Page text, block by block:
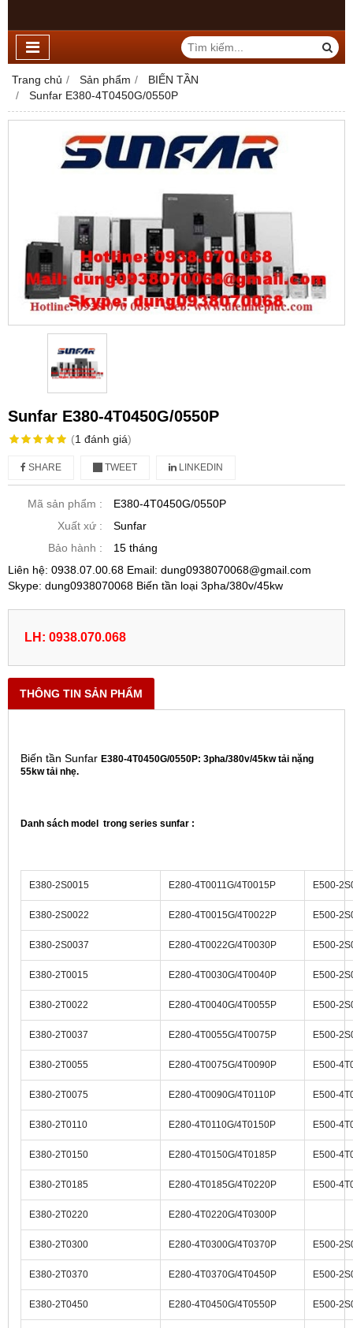
Trang chủ Sản phẩm
BIẾN TẦN
Sunfar E380-4T0450G/0550P
Sunfar E380-4T0450G/0550P
(1 đánh giá)
SHARE TWEET LINKEDIN
Mã sản phẩm :
E380-4T0450G/0550P
Xuất xứ :
Sunfar
Bảo hành :
15 tháng
Liên hệ: 0938.07.00.68 Email: dung0938070068@gmail.com
Skype: dung0938070068 Biến tần loại 3pha/380v/45kw
LH: 0938.070.068
THÔNG TIN SẢN PHẨM
Biến tần Sunfar E380-4T0450G/0550P: 3pha/380v/45kw tải nặng
55kw tải nhẹ.
Danh sách model trong series sunfar :
E380-2S0015 E280-4T0011G/4T0015P E500-
E380-2S0022 E280-4T0015G/4T0022P E500-
E380-2S0037 E280-4T0022G/4T0030P E500-
E380-2T0015 E280-4T0030G/4T0040P E500-
E380-2T0022 E280-4T0040G/4T0055P E500-
E380-2T0037 E280-4T0055G/4T0075P E500-
E380-2T0055 E280-4T0075G/4T0090P E500-
E380-2T0075 E280-4T0090G/4T0110P E500-
E380-2T0110 E280-4T0110G/4T0150P E500-
E380-2T0150 E280-4T0150G/4T0185P E500-
E380-2T0185 E280-4T0185G/4T0220P E500-
E380-2T0220 E280-4T0220G/4T0300P
E380-2T0300 E280-4T0300G/4T0370P E500-
E380-2T0370 E280-4T0370G/4T0450P E500-
E380-2T0450 E280-4T0450G/4T0550P E500-